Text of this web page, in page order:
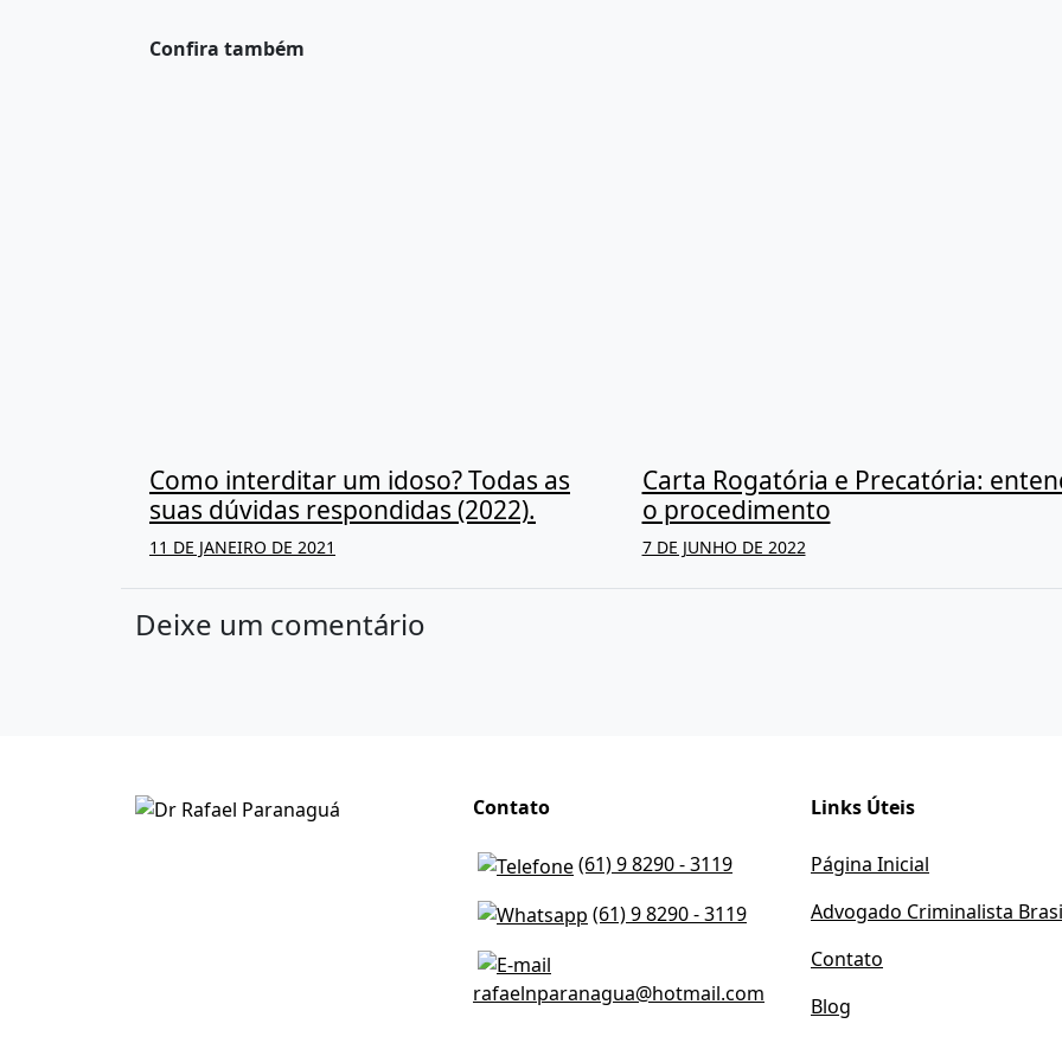
Confira também
Como interditar um idoso? Todas as
suas dúvidas respondidas (2022).
11 DE JANEIRO DE 2021
Carta Rogatória e Precatória:
o procedimento
7 DE JUNHO DE 2022
Deixe um comentário
Contato
(61) 9 8290 - 3119
(61) 9 8290 - 3119
rafaelnparanagua@hotmail.com
Links Úteis
Página Inicial
Advogado Criminalista
Contato
Blog